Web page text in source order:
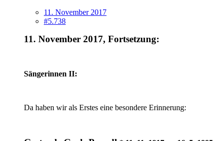
11. November 2017
#5.738
11. November 2017, Fortsetzung:
Sängerinnen II:
Da haben wir als Erstes eine besondere Erinnerung: